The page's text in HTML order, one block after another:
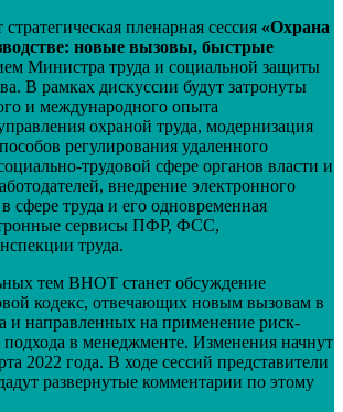
пленарная сессия «Охрана
новые вызовы, быстрые
Министра труда и социальной защиты
В рамках дискуссии будут затронуты
и международного опыта
охраной труда, модернизация
регулирования удаленного
трудовой сфере органов власти и
внедрение электронного
сфере труда и его одновременная
сервисы ПФР, ФСС,
труда.
тем ВНОТ станет обсуждение
кодекс, отвечающих новым вызовам в
и направленных на применение риск-
в менеджменте. Изменения начнут
2022 года. В ходе сессий представители
развернутые комментарии по этому